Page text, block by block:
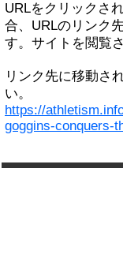
URLをクリックさ
合、URLのリンク
す。サイトを閲覧
リンク先に移動さ
い。
https://
goggins-conquers-